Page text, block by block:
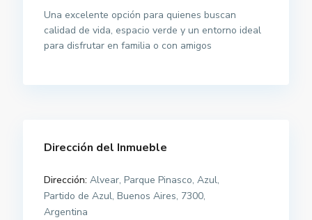
Una excelente opción para quienes buscan
calidad de vida, espacio verde y un entorno ideal
para disfrutar en familia o con amigos
Dirección del Inmueble
Dirección: Alvear, Parque Pinasco, Azul,
Partido de Azul, Buenos Aires, 7300,
Argentina